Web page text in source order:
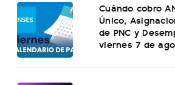
Cuándo cobro
Único,
de PNC y
viernes 7 de